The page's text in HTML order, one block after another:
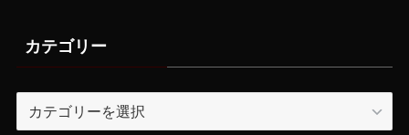
カテゴリー
テ